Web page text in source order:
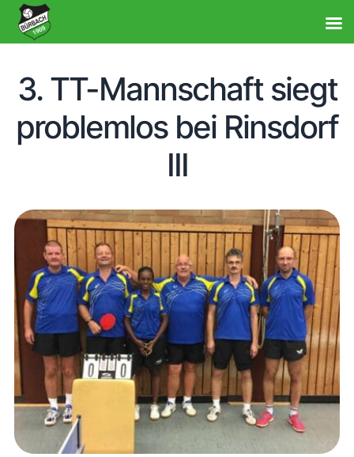
3. TT-Mannschaft siegt
problemlos bei Rinsdorf
III